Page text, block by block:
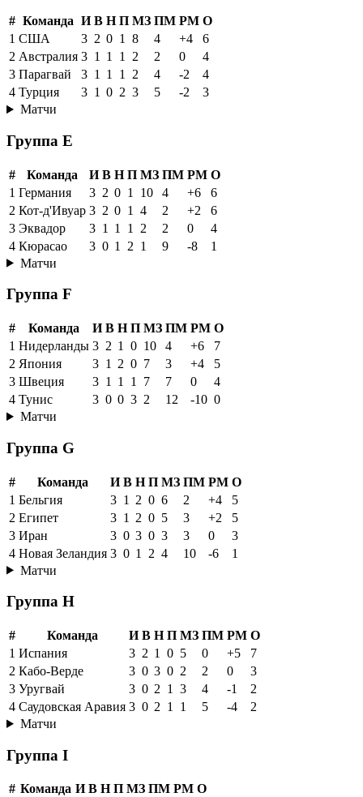
# Команда И В Н П МЗ ПМ РМ О
1 США 3 2 0 1 8 4 +4
6
2 Австралия 3 1 1 1 2 2 0
4
3 Парагвай 3 1 1 1 2 4 -2
4
4 Турция 3 1 0 2 3 5 -2
3
Матчи
Группа E
# Команда И В Н П МЗ ПМ РМ О
1 Германия 3 2 0 1 10 4 +6
6
2 Кот-д'Ивуар 3 2 0 1 4 2 +2
6
3 Эквадор 3 1 1 1 2 2 0
4
4 Кюрасао 3 0 1 2 1 9 -8
1
Матчи
Группа F
# Команда И В Н П МЗ ПМ РМ О
1 Нидерланды 3 2 1 0 10 4 +6
7
2 Япония 3 1 2 0 7 3 +4
5
3 Швеция 3 1 1 1 7 7 0
4
4 Тунис 3 0 0 3 2 12 -10 0
Матчи
Группа G
# Команда И В Н П МЗ ПМ РМ О
1 Бельгия 3 1 2 0 6 2 +4
5
2 Египет 3 1 2 0 5 3 +2
5
3 Иран 3 0 3 0 3 3 0
3
4 Новая Зеландия 3 0 1 2 4 10 -6
1
Матчи
Группа H
# Команда И В Н П МЗ ПМ РМ О
1 Испания 3 2 1 0 5 0 +5
7
2 Кабо-Верде 3 0 3 0 2 2 0
3
3 Уругвай 3 0 2 1 3 4 -1
2
4 Саудовская Аравия 3 0 2 1 1 5 -4
2
Матчи
Группа I
# Команда И В Н П МЗ ПМ РМ О